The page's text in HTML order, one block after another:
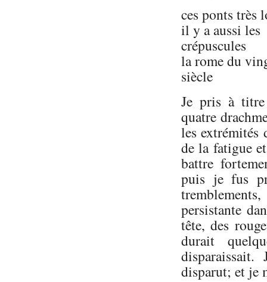
ces ponts très
il y a aussi les
crépuscules
la rome du
siècle
Je pris à titre
quatre
les extrémités
de la fatigue
battre
puis je fus
persistante
tête, des
durait
disparut; et je